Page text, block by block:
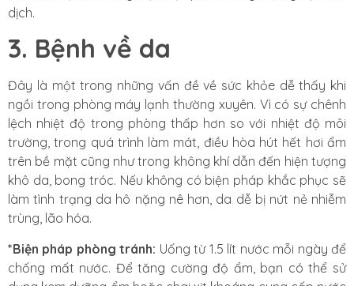
dịch.
3. Bệnh về da
Đây là một trong những vấn đề về sức khỏe dễ thấy khi
ngồi trong phòng máy lạnh thường xuyên. Vì có sự chênh
lệch nhiệt độ trong phòng thấp hơn sovới nhiệt độ môi
trường, trong quá trình làm mát, điều hòa hút hết hơi ẩm
trên bề mặt cũng như trong không khí dẫn đến hiện tượng
khô da, bong tróc. Nếu không có biện pháp khắc phục sẽ
làm tình trạng da hô nặng nê hơn, da dễ bị nứt nẻ nhiễm
trùng, lão hóa.
*Biện pháp phòng tránh: Uống từ 1.5 lít nước mỗi ngày để
chống mất nước. Để tăng cường độ ẩm, bạn có thể sử